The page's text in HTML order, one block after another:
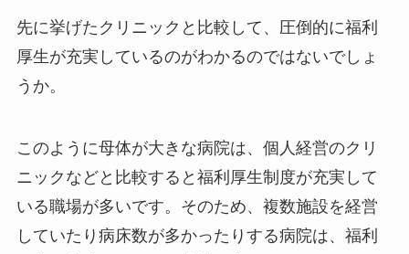
先に挙げたクリニックと比較して、圧倒的に福利
厚生が充実しているのがわかるのではないでしょ
うか。
このように母体が大きな病院は、個人経営のクリ
ニックなどと比較すると福利厚生制度が充実して
いる職場が多いです。そのため、複数施設を経営
していたり病床数が多かったりする病院は、福利